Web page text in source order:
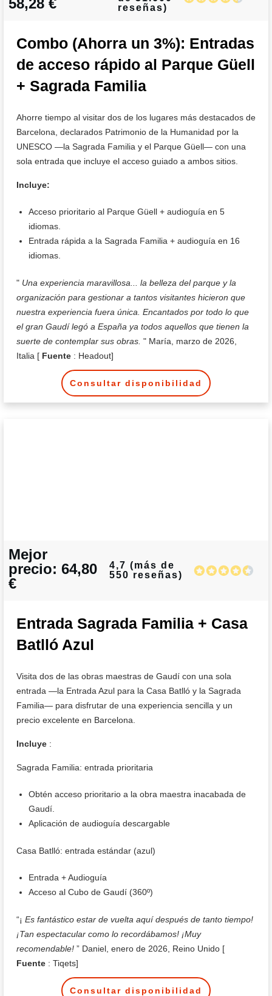
58,28 €
reseñas)
Combo (Ahorra un 3%): Entradas
de acceso rápido al Parque Güell
+ Sagrada Familia
Ahorre tiempo al visitar dos de los lugares más destacados de
Barcelona, declarados Patrimonio de la Humanidad por la
UNESCO —la Sagrada Familia y el Parque Güell— con una
sola entrada que incluye el acceso guiado a ambos sitios.
Incluye:
Acceso prioritario al Parque Güell + audioguía en 5
idiomas.
Entrada rápida a la Sagrada Familia + audioguía en 16
idiomas.
" Una experiencia maravillosa... la belleza del parque y la
organización para gestionar a tantos visitantes hicieron que
nuestra experiencia fuera única. Encantados por todo lo que
el gran Gaudí legó a España ya todos aquellos que tienen la
suerte de contemplar sus obras. " María, marzo de 2026,
Italia [ Fuente : Headout]
Consultar disponibilidad
Mejor
precio: 64,80
€
4,7 (más de
550 reseñas)
Entrada Sagrada Familia + Casa
Batlló Azul
Visita dos de las obras maestras de Gaudí con una sola
entrada —la Entrada Azul para la Casa Batlló y la Sagrada
Familia— para disfrutar de una experiencia sencilla y un
precio excelente en Barcelona.
Incluye :
Sagrada Familia: entrada prioritaria
Obtén acceso prioritario a la obra maestra inacabada de
Gaudí.
Aplicación de audioguía descargable
Casa Batlló: entrada estándar (azul)
Entrada + Audioguía
Acceso al Cubo de Gaudí (360º)
“¡ Es fantástico estar de vuelta aquí después de tanto tiempo!
¡Tan espectacular como lo recordábamos! ¡Muy
recomendable! ” Daniel, enero de 2026, Reino Unido [
Fuente : Tiqets]
Consultar disponibilidad